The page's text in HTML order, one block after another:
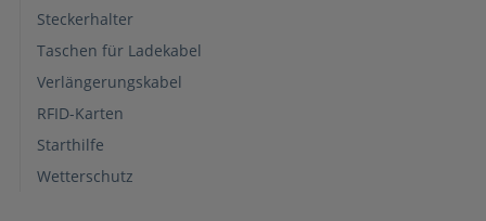
Steckerhalter
Taschen für Ladekabel
Verlängerungskabel
RFID-Karten
Starthilfe
Wetterschutz